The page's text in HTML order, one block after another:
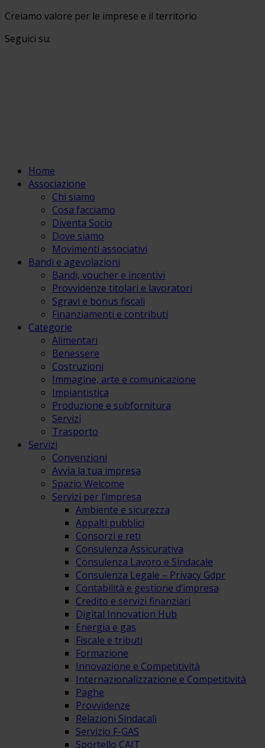
Creiamo valore per le imprese e il territorio
Seguici su:
Home
Associazione
Chi siamo
Cosa facciamo
Diventa Socio
Dove siamo
Movimenti associativi
Bandi e agevolazioni
Bandi, voucher e incentivi
Provvidenze titolari e lavoratori
Sgravi e bonus fiscali
Finanziamenti e contributi
Categorie
Alimentari
Benessere
Costruzioni
Immagine, arte e comunicazione
Impiantistica
Produzione e subfornitura
Servizi
Trasporto
Servizi
Convenzioni
Avvia la tua impresa
Spazio Welcome
Servizi per l’impresa
Ambiente e sicurezza
Appalti pubblici
Consorzi e reti
Consulenza Assicurativa
Consulenza Lavoro e Sindacale
Consulenza Legale – Privacy Gdpr
Contabilità e gestione d’impresa
Credito e servizi finanziari
Digital Innovation Hub
Energia e gas
Fiscale e tributi
Formazione
Innovazione e Competitività
Internazionalizzazione e Competitività
Paghe
Provvidenze
Relazioni Sindacali
Servizio F-GAS
Sportello CAIT